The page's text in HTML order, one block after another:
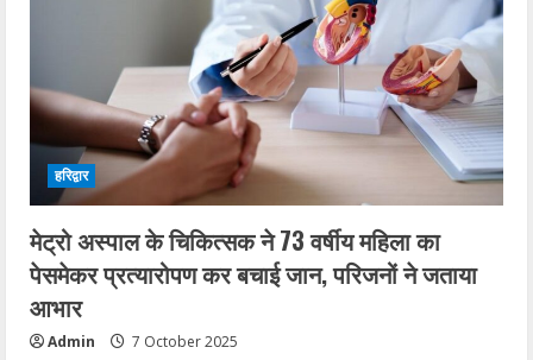
हरिद्वार
मेट्रो अस्पाल के चिकित्सक ने 73 वर्षीय महिला का
पेसमेकर प्रत्यारोपण कर बचाई जान, परिजनों ने जताया
आभार
Admin 7 October 2025